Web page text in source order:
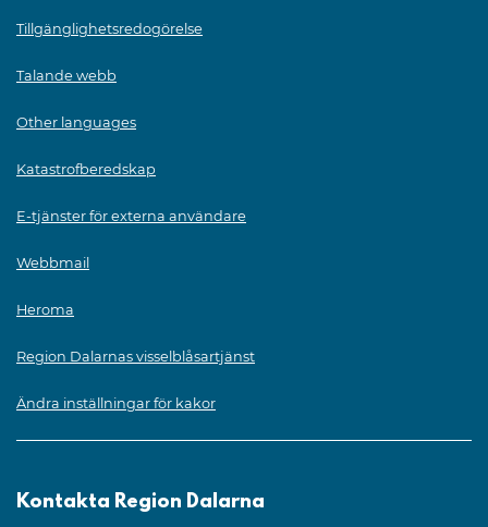
Tillgänglighetsredogörelse
Talande webb
Other languages
Katastrofberedskap
E-tjänster för externa användare
Webbmail
Heroma
Region Dalarnas visselblåsartjänst
Ändra inställningar för kakor
Kontakta Region Dalarna